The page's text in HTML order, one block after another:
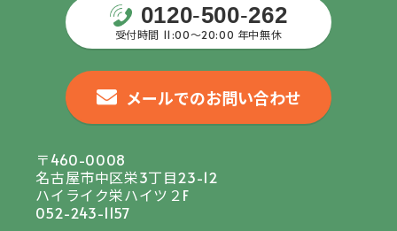
0120-500-262
受付時間 11:00〜20:00 年中無休
メールでのお問い合わせ
〒460-0008
名古屋市中区栄3丁目23-12
ハイライク栄ハイツ２F
052-243-1157